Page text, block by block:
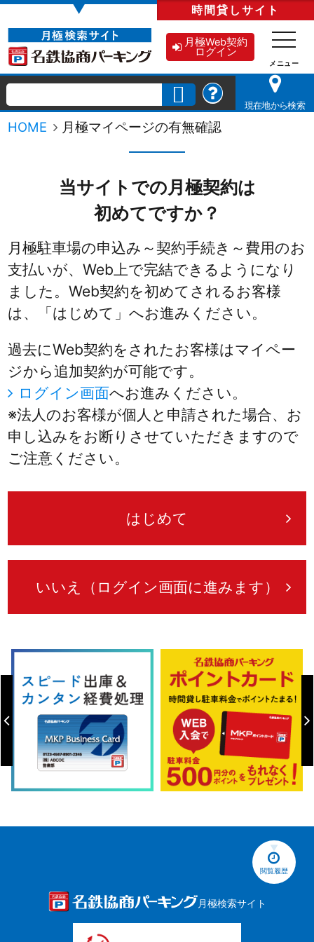
▼ 時間貸しサイト
月極Web契約
ログイン
現在地から検索
HOME 月極マイページの有無確認
当サイトでの月極契約は
初めてですか？
月極駐車場の申込み～契約手続き～費用のお
支払いが、Web上で完結できるようになり
ました。Web契約を初めてされるお客様
は、「はじめて」へお進みください。
過去にWeb契約をされたお客様はマイペー
ジから追加契約が可能です。
ログイン画面へお進みください。
※法人のお客様が個人と申請された場合、お
申し込みをお断りさせていただきますので
ご注意ください。
はじめて
いいえ（ログイン画面に進みます）
閲覧履歴
月極検索サイト